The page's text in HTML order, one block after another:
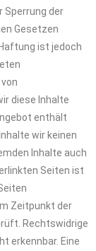
Sperrung der
Gesetzen
ist jedoch
diese Inhalte
enthält
wir keinen
Inhalte auch
Seiten ist
Zeitpunkt der
Rechtswidrige
erkennbar. Eine